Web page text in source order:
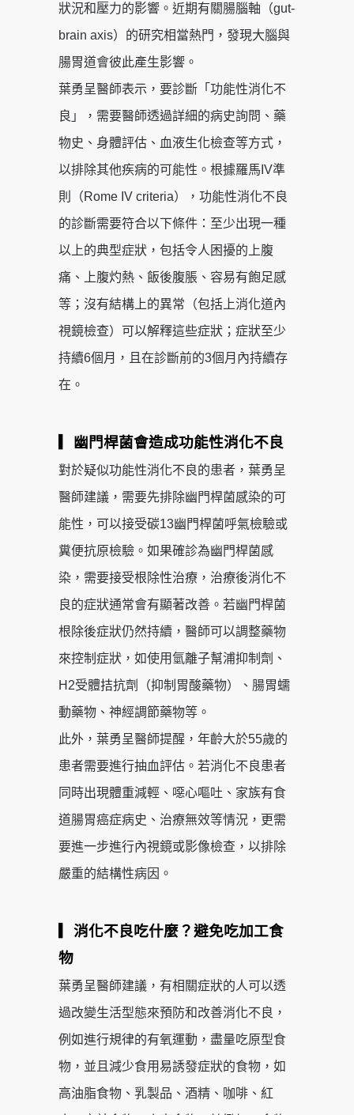
狀況和壓力的影響。近期有關腸腦軸（gut-
brain axis）的研究相當熱門，發現大腦與
腸胃道會彼此產生影響。
葉勇呈醫師表示，要診斷「功能性消化不
良」，需要醫師透過詳細的病史詢問、藥
物史、身體評估、血液生化檢查等方式，
以排除其他疾病的可能性。根據羅馬IV準
則（Rome IV criteria），功能性消化不良
的診斷需要符合以下條件：至少出現一種
以上的典型症狀，包括令人困擾的上腹
痛、上腹灼熱、飯後腹脹、容易有飽足感
等；沒有結構上的異常（包括上消化道內
視鏡檢查）可以解釋這些症狀；症狀至少
持續6個月，且在診斷前的3個月內持續存
在。
▎幽門桿菌會造成功能性消化不良
對於疑似功能性消化不良的患者，葉勇呈
醫師建議，需要先排除幽門桿菌感染的可
能性，可以接受碳13幽門桿菌呼氣檢驗或
糞便抗原檢驗。如果確診為幽門桿菌感
染，需要接受根除性治療，治療後消化不
良的症狀通常會有顯著改善。若幽門桿菌
根除後症狀仍然持續，醫師可以調整藥物
來控制症狀，如使用氫離子幫浦抑制劑、
H2受體拮抗劑（抑制胃酸藥物）、腸胃蠕
動藥物、神經調節藥物等。
此外，葉勇呈醫師提醒，年齡大於55歲的
患者需要進行抽血評估。若消化不良患者
同時出現體重減輕、噁心嘔吐、家族有食
道腸胃癌症病史、治療無效等情況，更需
要進一步進行內視鏡或影像檢查，以排除
嚴重的結構性病因。
▎消化不良吃什麼？避免吃加工食
物
葉勇呈醫師建議，有相關症狀的人可以透
過改變生活型態來預防和改善消化不良，
例如進行規律的有氧運動，盡量吃原型食
物，並且減少食用易誘發症狀的食物，如
高油脂食物、乳製品、酒精、咖啡、紅